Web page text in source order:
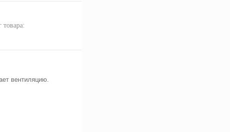
товара:
вентиляцию.